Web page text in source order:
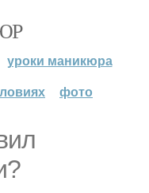
уроки маникюра
фото